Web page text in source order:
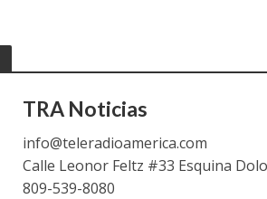
TRA Noticias
info@teleradioamerica.com
Calle Leonor Feltz #33 Esquina
809-539-8080